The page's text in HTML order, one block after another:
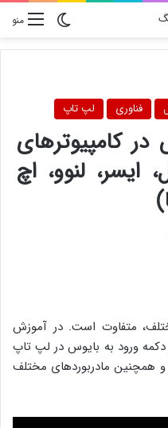
منوتغییر
فناوری لپ تاپ
کامپیوترهای
لنوو، اچ
متفاوت است. در آموزش
ورود به بایوس در لپ تاپ
همچنین مادربوردهای مختلف